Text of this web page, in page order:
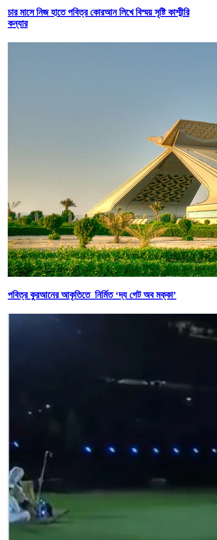
চার মাসে নিজ হাতে পবিত্র কোরআন লিখে বিস্ময় সৃষ্টি কাশ্মীরি
কন্যার
পবিত্র কুরআনের আকৃতিতে নির্মিত ‘দ্য গেট অব মক্কা’